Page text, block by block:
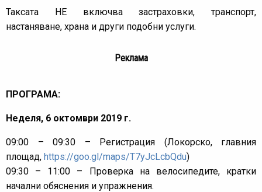
Таксата НЕ включва застраховки, транспорт,
настаняване, храна и други подобни услуги.
Реклама
ПРОГРАМА:
Неделя, 6 октомври 2019 г.
09:00 – 09:30 – Регистрация (Локорско, главния
площад, https://goo.gl/maps/T7yJcLcbQdu)
09:30 – 11:00 – Проверка на велосипедите, кратки
начални обяснения и упражнения.